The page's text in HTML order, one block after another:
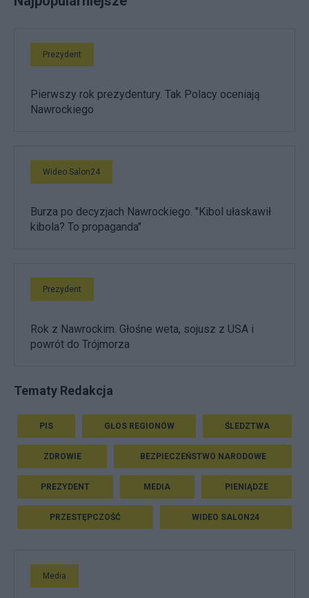
Prezydent
Pierwszy rok prezydentury. Tak Polacy oceniają
Nawrockiego
Wideo Salon24
Burza po decyzjach Nawrockiego. "Kibol ułaskawił
kibola? To propaganda"
Prezydent
Rok z Nawrockim. Głośne weta, sojusz z USA i
powrót do Trójmorza
Tematy Redakcja
PIS GŁOS REGIONÓW ŚLEDZTWA
ZDROWIE BEZPIECZEŃSTWO NARODOWE
PREZYDENT MEDIA PIENIĄDZE
PRZESTĘPCZOŚĆ WIDEO SALON24
Media